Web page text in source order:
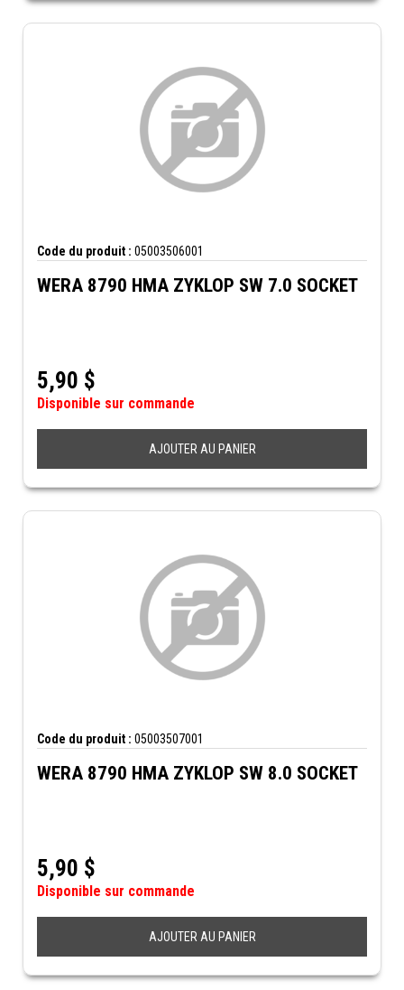
Code du produit : 05003506001
WERA 8790 HMA ZYKLOP SW 7.0 SOCKET
5,90 $
Disponible sur commande
AJOUTER AU PANIER
Code du produit : 05003507001
WERA 8790 HMA ZYKLOP SW 8.0 SOCKET
5,90 $
Disponible sur commande
AJOUTER AU PANIER